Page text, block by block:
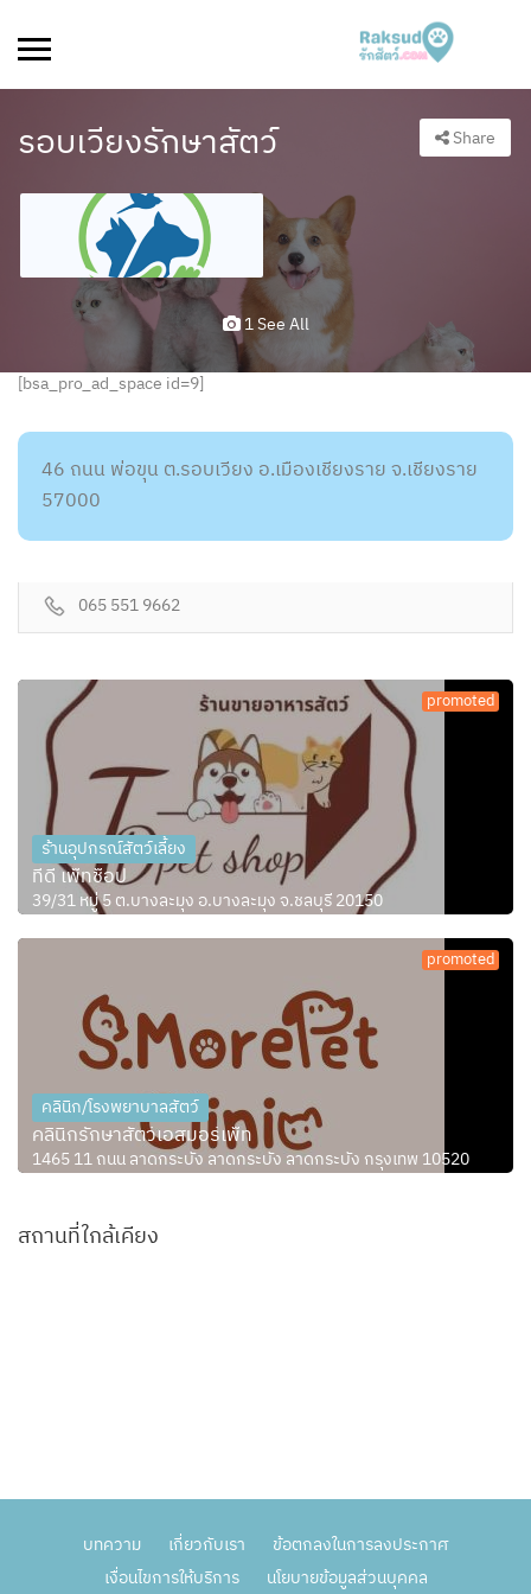
รอบเวียงรักษาสัตว์ Share
1 See All
[bsa_pro_ad_space id=9]
46 ถนน พ่อขุน ต.รอบเวียง อ.เมืองเชียงราย จ.เชียงราย
57000
065 551 9662
promoted
ร้านอุปกรณ์สัตว์เลี้ยง
ทีดี เพ็ทช็อป
39/31 หมู่ 5 ต.บางละมุง อ.บางละมุง จ.ชลบุรี 20150
promoted
คลินิก/โรงพยาบาลสัตว์
คลินิกรักษาสัตว์เอสมอร์เพ็ท
1465 11 ถนน ลาดกระบัง ลาดกระบัง ลาดกระบัง กรุงเทพ 10520
สถานที่ใกล้เคียง
บทความ เกี่ยวกับเรา
ข้อตกลงในการลงประกาศ
เงื่อนไขการให้บริการ
นโยบายข้อมูลส่วนบุคคล